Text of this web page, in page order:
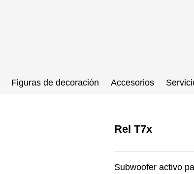
Figuras de decoración Accesorios
Rel T7x
Subwoofer activo